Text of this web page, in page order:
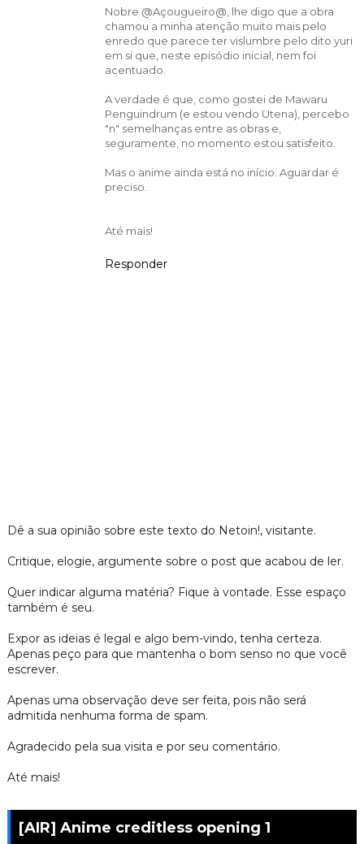
Nobre @Açougueiro@, lhe digo que a obra
chamou a minha atenção muito mais pelo
enredo que parece ter vislumbre pelo dito yuri
em si que, neste episódio inicial, nem foi
acentuado.
A verdade é que, como gostei de Mawaru
Penguindrum (e estou vendo Utena), percebo
"n" semelhanças entre as obras e,
seguramente, no momento estou satisfeito.
Mas o anime ainda está no início. Aguardar é
preciso.
Até mais!
Responder
Dê a sua opinião sobre este texto do Netoin!, visitante.
Critique, elogie, argumente sobre o post que acabou de ler.
Quer indicar alguma matéria? Fique à vontade. Esse espaço
também é seu.
Expor as ideias é legal e algo bem-vindo, tenha certeza.
Apenas peço para que mantenha o bom senso no que você
escrever.
Apenas uma observação deve ser feita, pois não será
admitida nenhuma forma de spam.
Agradecido pela sua visita e por seu comentário.
Até mais!
[AIR] Anime creditless opening 1